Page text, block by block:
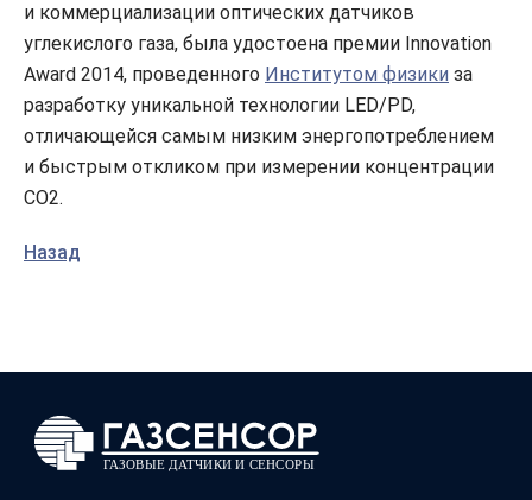
и коммерциализации оптических датчиков
углекислого газа, была удостоена премии Innovation
Award 2014, проведенного Институтом физики за
разработку уникальной технологии LED/PD,
отличающейся самым низким энергопотреблением
и быстрым откликом при измерении концентрации
CO2.
Назад